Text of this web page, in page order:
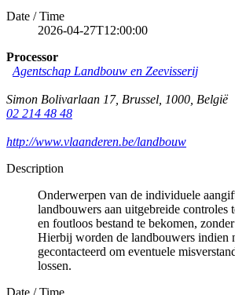
Date / Time
2026-04-27T12:00:00
Processor
Agentschap Landbouw en Zeevisserij
Simon Bolivarlaan 17, Brussel 1000 België
02 214 48 48
http://www.vlaanderen.be/landbouw
Description
Onderwerpen van de individuele
landbouwers aan uitgebreide controles
en foutloos bestand te bekomen,
Hierbij worden de landbouwers indien
gecontacteerd om eventuele
lossen.
Date / Time